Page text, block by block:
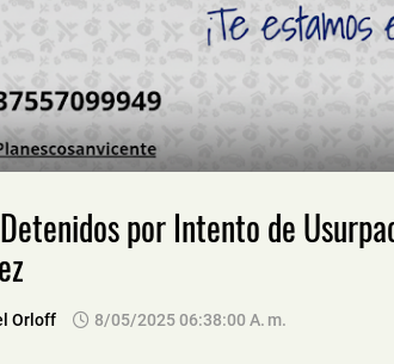
por Intento de
Orloff 8/05/2025 06:38:00 A. M.